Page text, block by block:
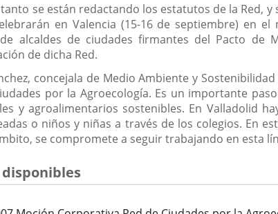
se están redactando los estatutos de la Red,
en Valencia (15-16 de septiembre) en
alcaldes de ciudades firmantes del Pacto
de dicha Red.
concejala de Medio Ambiente y
por la Agroecología. Es un importante
y agroalimentarios sostenibles. En Valladolid
o niños y niñas a través de los colegios. En
se compromete a seguir trabajando en esta
disponibles